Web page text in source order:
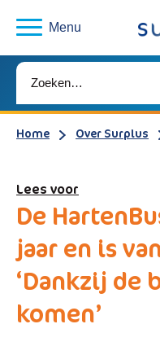
Menu
Home Over Surplus
Lees voor
De
jaar en is
‘Dankzij de
komen’